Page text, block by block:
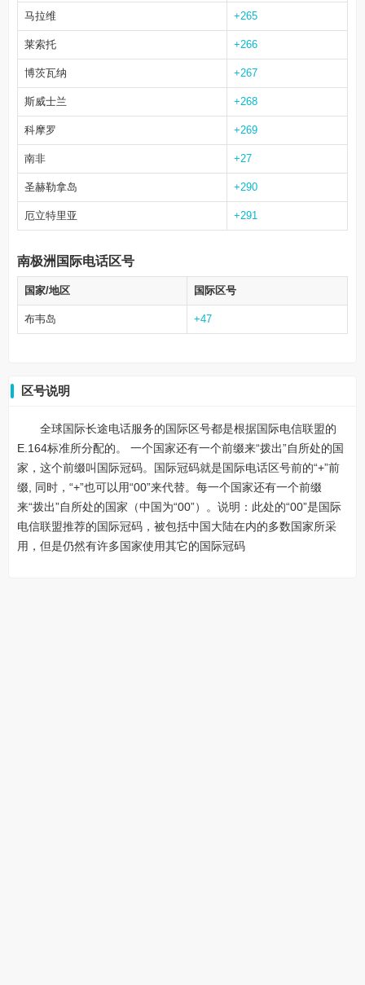
马拉维 +265
莱索托 +266
博茨瓦纳 +267
斯威士兰 +268
科摩罗 +269
南非 +27
圣赫勒拿岛 +290
厄立特里亚 +291
南极洲国际电话区号
国家/地区 国际区号
布韦岛 +47
区号说明
全球国际长途电话服务的国际区号都是根据国际电信联盟的
E.164标准所分配的。 一个国家还有一个前缀来“拨出”自所处的国
家，这个前缀叫国际冠码。国际冠码就是国际电话区号前的“+”前
缀, 同时，“+”也可以用“00”来代替。每一个国家还有一个前缀
来“拨出”自所处的国家（中国为“00”）。说明：此处的“00”是国际
电信联盟推荐的国际冠码，被包括中国大陆在内的多数国家所采
用，但是仍然有许多国家使用其它的国际冠码